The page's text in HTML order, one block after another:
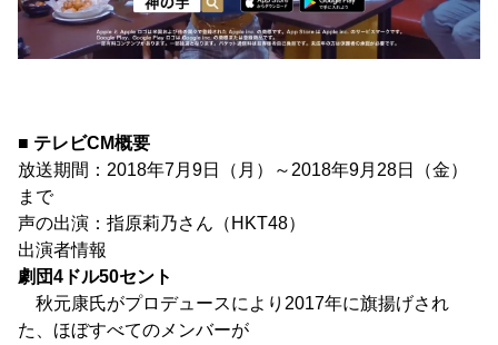
■ テレビCM概要
放送期間：2018年7月9日（月）～2018年9月28日（金）
まで
声の出演：指原莉乃さん（HKT48）
出演者情報
劇団4ドル50セント
秋元康氏がプロデュースにより2017年に旗揚げされ
た、ほぼすべてのメンバーが